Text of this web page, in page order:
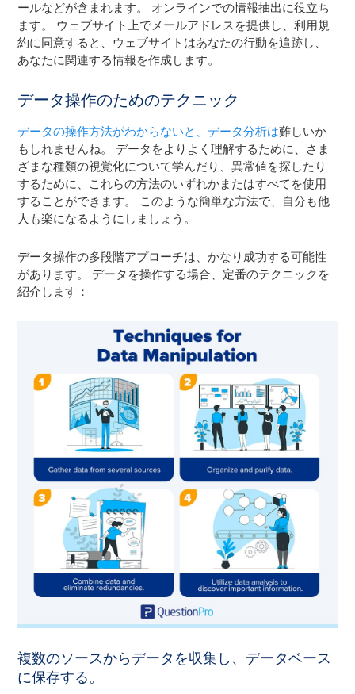
ールなどが含まれます。 オンラインでの情報抽出に役立ち
ます。 ウェブサイト上でメールアドレスを提供し、利用規
約に同意すると、ウェブサイトはあなたの行動を追跡し、
あなたに関連する情報を作成します。
データ操作のためのテクニック
データの操作方法がわからないと、データ分析は難しいか
もしれませんね。 データをよりよく理解するために、さま
ざまな種類の視覚化について学んだり、異常値を探したり
するために、これらの方法のいずれかまたはすべてを使用
することができます。 このような簡単な方法で、自分も他
人も楽になるようにしましょう。
データ操作の多段階アプローチは、かなり成功する可能性
があります。 データを操作する場合、定番のテクニックを
紹介します：
複数のソースからデータを収集し、データベース
に保存する。